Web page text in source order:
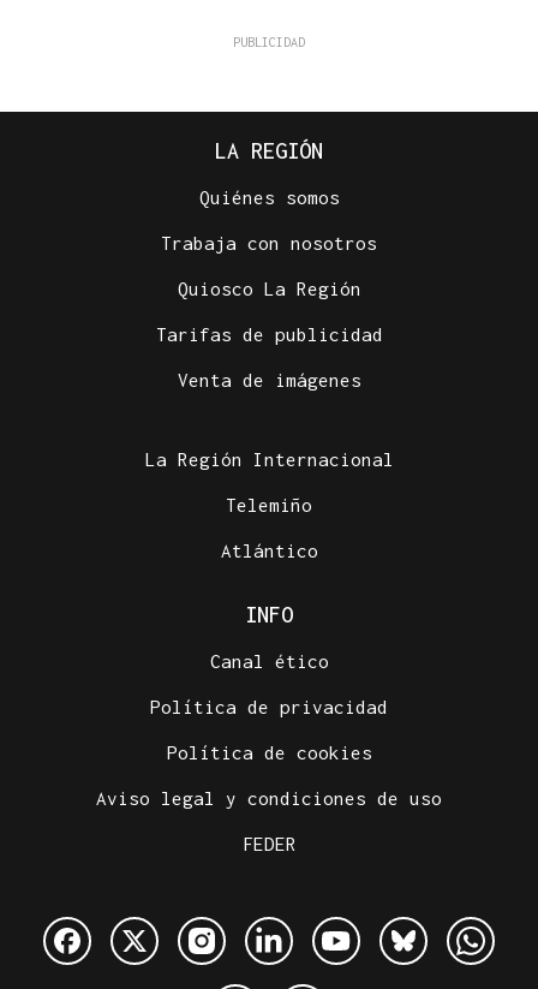
LA REGIÓN
Quiénes somos
Trabaja con nosotros
Quiosco La Región
Tarifas de publicidad
Venta de imágenes
La Región Internacional
Telemiño
Atlántico
INFO
Canal ético
Política de privacidad
Política de cookies
Aviso legal y condiciones de uso
FEDER